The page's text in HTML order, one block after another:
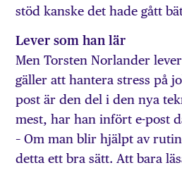
stöd kanske det hade gått
Lever som han lär
Men Torsten Norlander
gäller att hantera stress på
post är den del i den nya
mest, har han infört e-post
– Om man blir hjälpt av
detta ett bra sätt. Att bara